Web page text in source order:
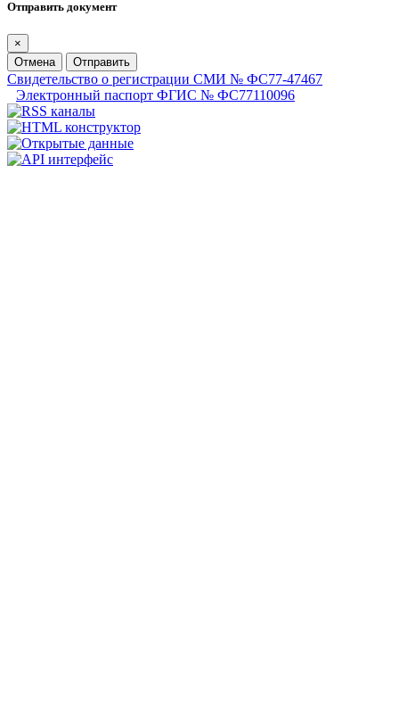
Отправить документ
×
Отмена
Отправить
Свидетельство о регистрации СМИ № ФС77-47467
Электронный паспорт ФГИС № ФС77110096